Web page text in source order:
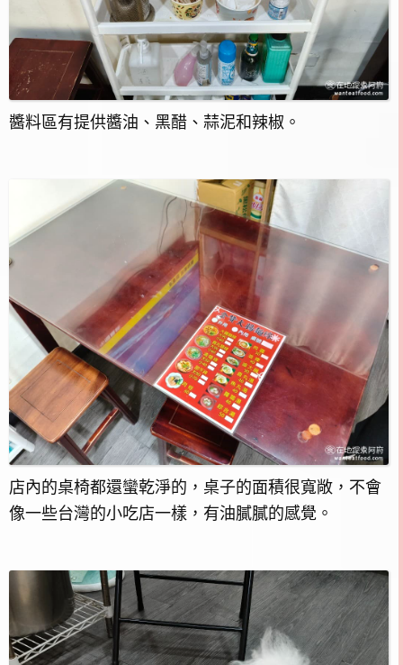
醬料區有提供醬油、黑醋、蒜泥和辣椒。
店內的桌椅都還蠻乾淨的，桌子的面積很寬敞，不會
像一些台灣的小吃店一樣，有油膩膩的感覺。